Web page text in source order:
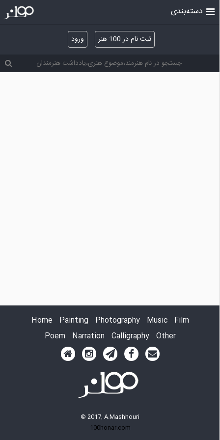
ثبت نام در 100 هنر ورود
دسته‌بندی
Home Painting Photography Music
Film
Poem
Narration Calligraphy Other
© 2017, A.Mashhouri
100honar.com